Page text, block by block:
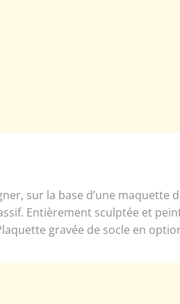
sur la base d’une maquette
Entièrement sculptée et
gravée de socle en